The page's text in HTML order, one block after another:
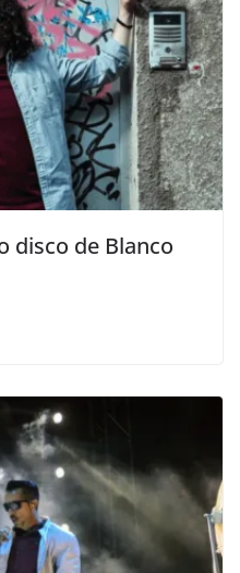
disco de Blanco